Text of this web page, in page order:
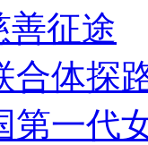
善征途
合体探
第一代